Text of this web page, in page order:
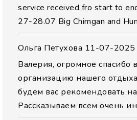
service received fro start to
27-28.07 Big Chimgan and
Ольга Петухова 11-07-2025
Валерия, огромное спасибо
организацию нашего
будем вас рекомендовать
Рассказываем всем очень